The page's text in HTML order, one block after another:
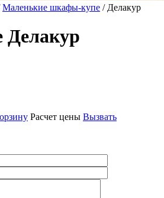
Маленькие шкафы-купе / Делакур
Расчет цены Вызвать